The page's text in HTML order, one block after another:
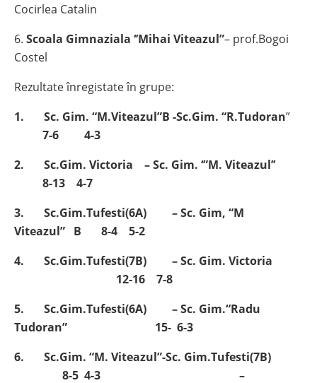
Cocirlea Catalin
6. Scoala Gimnaziala ‘’Mihai Viteazul”– prof.Bogoi
Costel
Rezultate înregistate în grupe:
1. Sc. Gim. “M.Viteazul”B -Sc.Gim. “R.Tudoran”
7-6 4-3
2. Sc.Gim. Victoria – Sc. Gim. ‘”M. Viteazul’’
8-13 4-7
3. Sc.Gim.Tufesti(6A) – Sc. Gim, “M
Viteazul” B
8-4 5-2
4. Sc.Gim.Tufesti(7B) – Sc. Gim. Victoria
12-16 7-8
5. Sc.Gim.Tufesti(6A) – Sc. Gim.“Radu
Tudoran” 15- 6-3
6. Sc.Gim. “M. Viteazul”-Sc. Gim.Tufesti(7B)
8-5 4-3 –